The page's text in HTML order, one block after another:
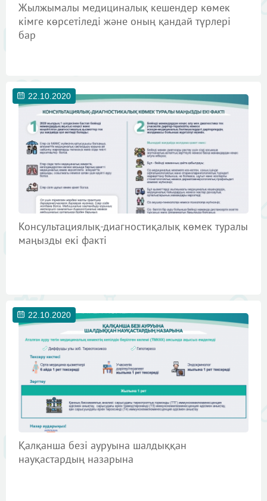
Жылжымалы медициналық кешендер көмек
кімге көрсетіледі және оның қандай түрлері
бар
22.10.2020
Консультациялық-диагностиқалық көмек туралы
маңызды екі факті
22.10.2020
Қалқанша безі ауруына шалдыққан
науқастардың назарына